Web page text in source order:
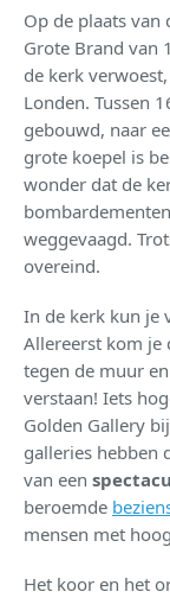
Op de plaats van
Grote Brand van
de kerk
Londen. Tussen
gebouwd, naar
grote koepel is
wonder dat de
weggevaagd.
overeind.
In de kerk kun je
Allereerst kom je
tegen de muur
verstaan! Iets
Golden Gallery
galleries hebben
van een
beroemde
mensen met
Het koor en het